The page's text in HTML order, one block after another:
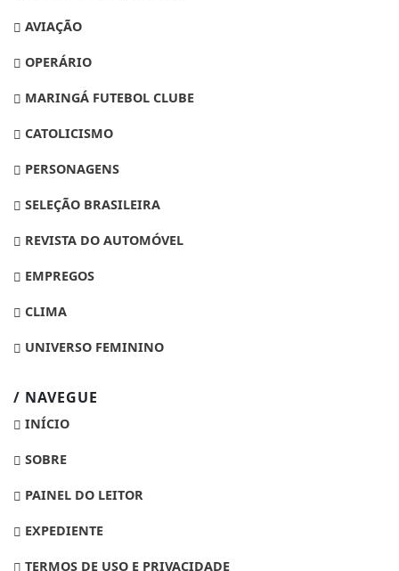
AVIAÇÃO
OPERÁRIO
MARINGÁ FUTEBOL CLUBE
CATOLICISMO
PERSONAGENS
SELEÇÃO BRASILEIRA
REVISTA DO AUTOMÓVEL
EMPREGOS
CLIMA
UNIVERSO FEMININO
/ NAVEGUE
INÍCIO
SOBRE
PAINEL DO LEITOR
EXPEDIENTE
TERMOS DE USO E PRIVACIDADE